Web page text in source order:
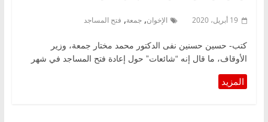
19 أبريل، 2020 الإخوان, جمعة, فتح المساجد
كتب- حسين حسنين نفى الدكتور محمد مختار جمعة، وزير
الأوقاف، ما قال إنه “شائعات” حول إعادة فتح المساجد في شهر